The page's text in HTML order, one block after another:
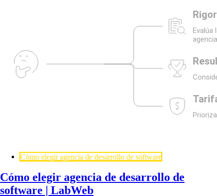
Cómo elegir agencia de desarrollo de software
Cómo elegir agencia de desarrollo de
software | LabWeb